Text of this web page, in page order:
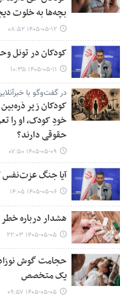
بچه‌ها به خلوت
۱۴۰۵-۰۵-۱۲ ۰۸:۵۲
کودکان در تونل
۱۴۰۵-۰۵-۱۱ ۱۰:۳۵
در گفت‌وگو با
کودکان زیر
خودِ کودک، او را
حقوقی دارند؟
۱۴۰۵-۰۵-۰۹ ۰۷:۵۰
آیا جنگ عزت‌نفس
۱۴۰۵-۰۵-۰۶ ۱۴:۰۵
هشدار درباره
۱۴۰۵-۰۵-۰۵ ۲۲:۰۳
حجامت گوش
یک متخصص
۱۴۰۵-۰۵-۰۵ ۰۹:۵۷